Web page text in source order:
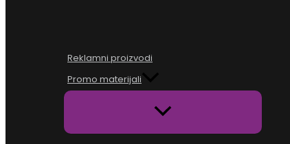
Reklamni proizvodi
Promo materijali